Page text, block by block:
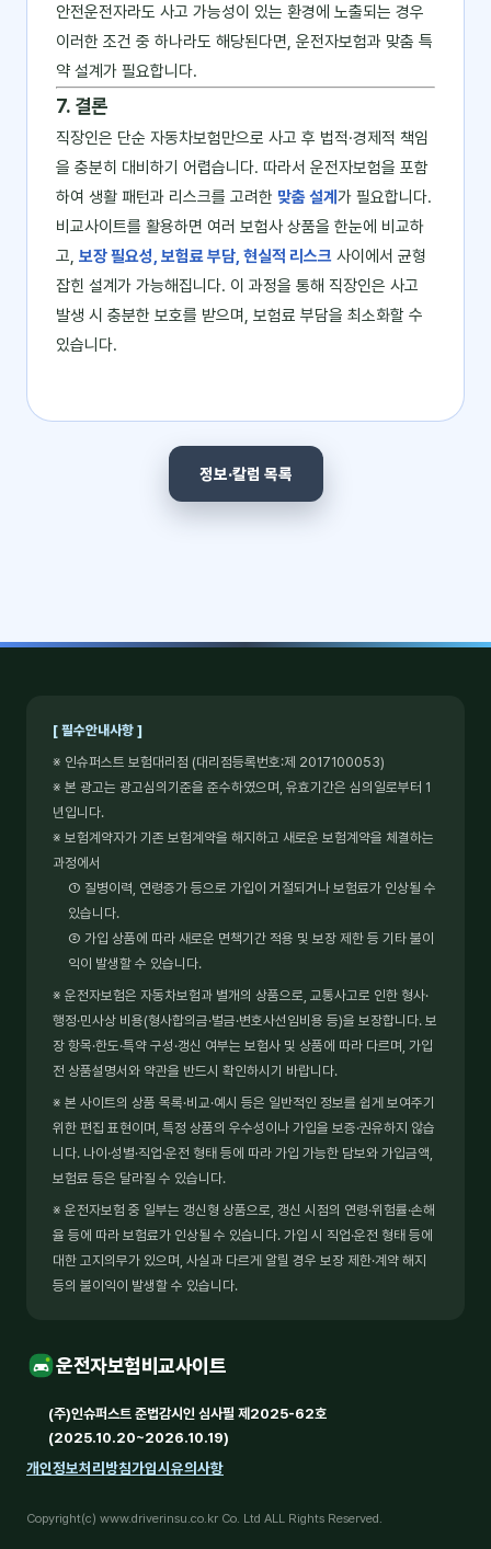
안전운전자라도 사고 가능성이 있는 환경에 노출되는 경우
이러한 조건 중 하나라도 해당된다면, 운전자보험과 맞춤 특
약 설계가 필요합니다.
7. 결론
직장인은 단순 자동차보험만으로 사고 후 법적·경제적 책임
을 충분히 대비하기 어렵습니다. 따라서 운전자보험을 포함
하여 생활 패턴과 리스크를 고려한 맞춤 설계 가 필요합니다.
비교사이트를 활용하면 여러 보험사 상품을 한눈에 비교하
고, 보장 필요성, 보험료 부담, 현실적 리스크 사이에서 균형
잡힌 설계가 가능해집니다. 이 과정을 통해 직장인은 사고
발생 시 충분한 보호를 받으며, 보험료 부담을 최소화할 수
있습니다.
정보·칼럼 목록
[ 필수안내사항 ]
※ 인슈퍼스트 보험대리점 (대리점등록번호:제 2017100053)
※ 본 광고는 광고심의기준을 준수하였으며, 유효기간은 심의일로부터 1
년입니다.
※ 보험계약자가 기존 보험계약을 해지하고 새로운 보험계약을 체결하는
과정에서
① 질병이력, 연령증가 등으로 가입이 거절되거나 보험료가 인상될 수
있습니다.
② 가입 상품에 따라 새로운 면책기간 적용 및 보장 제한 등 기타 불이
익이 발생할 수 있습니다.
※ 운전자보험은 자동차보험과 별개의 상품으로, 교통사고로 인한 형사·
행정·민사상 비용(형사합의금·벌금·변호사선임비용 등)을 보장합니다. 보
장 항목·한도·특약 구성·갱신 여부는 보험사 및 상품에 따라 다르며, 가입
전 상품설명서와 약관을 반드시 확인하시기 바랍니다.
※ 본 사이트의 상품 목록·비교·예시 등은 일반적인 정보를 쉽게 보여주기
위한 편집 표현이며, 특정 상품의 우수성이나 가입을 보증·권유하지 않습
니다. 나이·성별·직업·운전 형태 등에 따라 가입 가능한 담보와 가입금액,
보험료 등은 달라질 수 있습니다.
※ 운전자보험 중 일부는 갱신형 상품으로, 갱신 시점의 연령·위험률·손해
율 등에 따라 보험료가 인상될 수 있습니다. 가입 시 직업·운전 형태 등에
대한 고지의무가 있으며, 사실과 다르게 알릴 경우 보장 제한·계약 해지
등의 불이익이 발생할 수 있습니다.
운전자보험비교사이트
(주)인슈퍼스트 준법감시인 심사필 제2025-62호
(2025.10.20~2026.10.19)
개인정보처리방침가입시유의사항
Copyright(c) www.driverinsu.co.kr Co. Ltd ALL Rights Reserved.